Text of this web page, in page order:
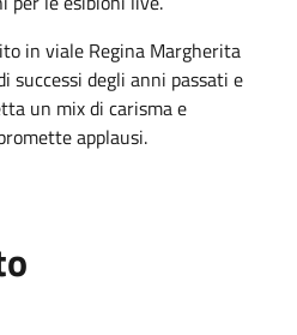
in viale Regina Margherita
successi degli anni passati e
un mix di carisma e
applausi.